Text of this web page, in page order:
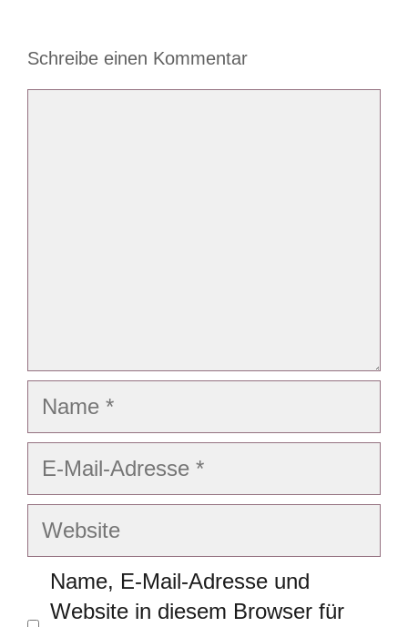
Schreibe einen Kommentar
Name
E-
Adresse
Website
Name, E-Mail-Adresse und
Website in diesem Browser für